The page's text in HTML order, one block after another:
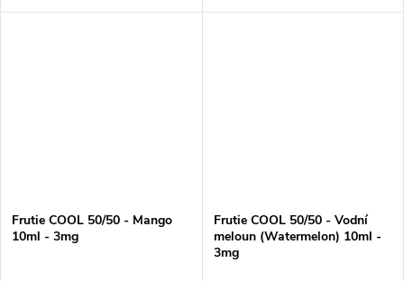
a tahle šťavnatá Frutie náplň
nejlepší z různých druhů bobulí.
Frutie COOL 50/50 - Mango
10ml - 3mg
Frutie COOL 50/50 - Vodní
meloun (Watermelon) 10ml -
3mg